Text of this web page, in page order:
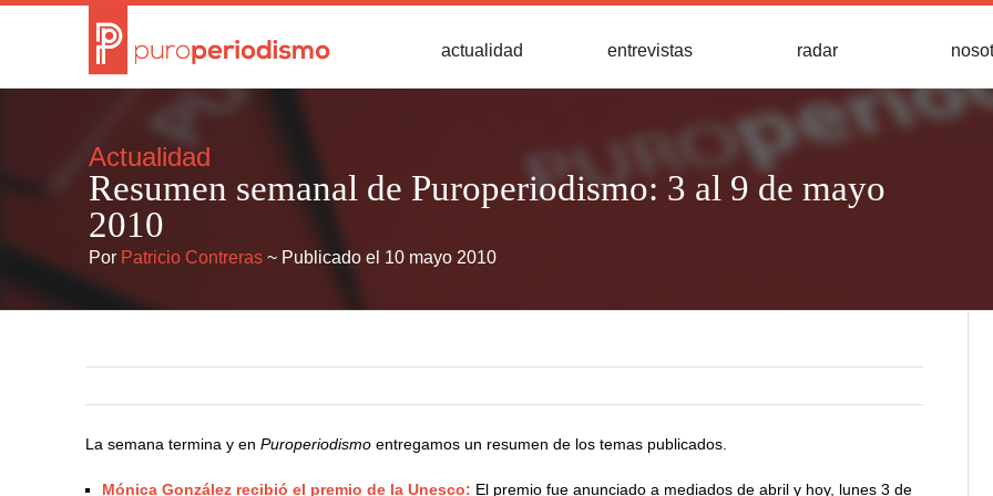
actualidad entrevistas radar
Actualidad
Resumen semanal de Puroperiodismo: 3 al 9 de mayo
2010
Por Patricio Contreras ~ Publicado el 10 mayo 2010
La semana termina y enPuroperiodismoentregamos un resumen de los temas publicados.
Mónica González recibió el premio de la Unesco: El premio fue anunciado a mediados de abril y hoy, lunes 3 de